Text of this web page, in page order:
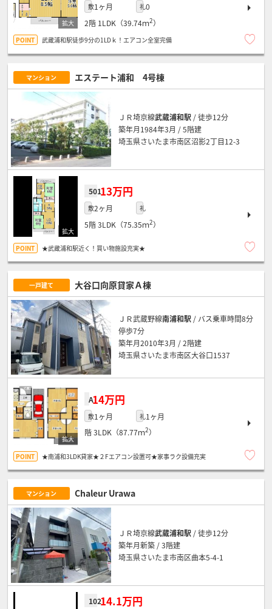
敷1ヶ月 礼0
2階 1LDK（39.74ｍ2）
武蔵浦和駅徒歩9分の1LDｋ！エアコン全室完備
マンション エステート浦和 4号棟
ＪＲ埼京線武蔵浦和駅 / 徒歩12分
築年月1984年3月 / 5階建
埼玉県さいたま市南区沼影2丁目12-3
50113万円
敷2ヶ月 礼
5階3LDK（75.35ｍ2）
★武蔵浦和駅近く！買い物施設充実★
一戸建て 大谷口向原貸家Ａ棟
ＪＲ武蔵野線南浦和駅 / バス乗車時間8分
停歩7分
築年月2010年3月 / 2階建
埼玉県さいたま市南区大谷口1537
A14万円
敷1ヶ月 礼1ヶ月
階3LDK（87.77ｍ2）
★南浦和3LDK貸家★２Fエアコン設置可★家事ラク設備充実
マンション Chaleur Urawa
ＪＲ埼京線武蔵浦和駅 / 徒歩12分
築年月新築 / 3階建
埼玉県さいたま市南区曲本5-4-1
10214.1万円